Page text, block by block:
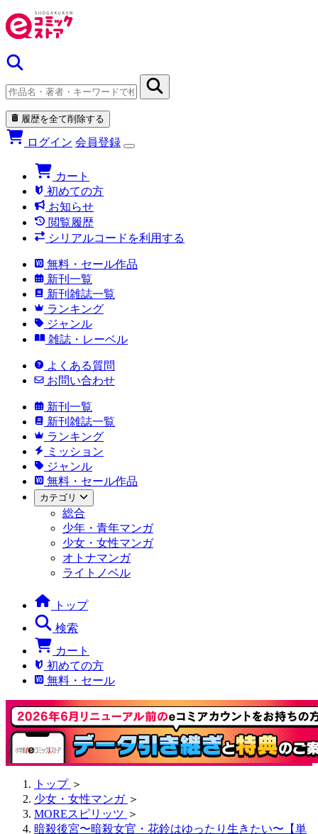
履歴を全て削除する
ログイン 会員登録
カート
初めての方
お知らせ
閲覧履歴
シリアルコードを利用する
無料・セール作品
新刊一覧
新刊雑誌一覧
ランキング
ジャンル
雑誌・レーベル
よくある質問
お問い合わせ
新刊一覧
新刊雑誌一覧
ランキング
ミッション
ジャンル
無料・セール作品
カテゴリ
総合
少年・青年マンガ
少女・女性マンガ
オトナマンガ
ライトノベル
トップ
検索
カート
初めての方
無料・セール
トップ ＞
少女・女性マンガ ＞
MOREスピリッツ ＞
暗殺後宮〜暗殺女官・花鈴はゆったり生きたい〜【単